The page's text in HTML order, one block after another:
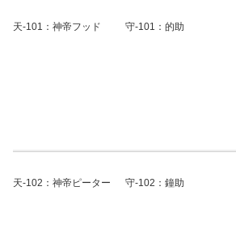
天-101：神帝フッド 守-101：的助
天-102：神帝ピーター 守-102：鐘助